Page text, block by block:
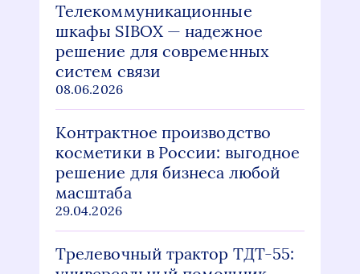
Телекоммуникационные
шкафы SIBOX — надежное
решение для современных
систем связи
08.06.2026
Контрактное производство
косметики в России: выгодное
решение для бизнеса любой
масштаба
29.04.2026
Трелевочный трактор ТДТ-55: